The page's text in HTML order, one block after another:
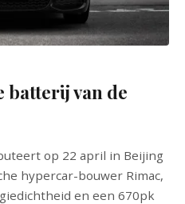
batterij van de
op 22 april in Beijing
hypercar-bouwer Rimac,
en een 670pk